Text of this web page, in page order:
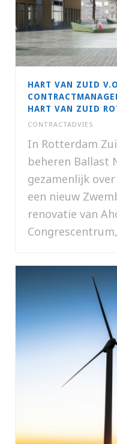
HART VAN ZUID
HART VAN ZUID
CONTRACTADVIES
In Rotterdam
beheren Ballast
gezamenlijk
een nieuw
renovatie van